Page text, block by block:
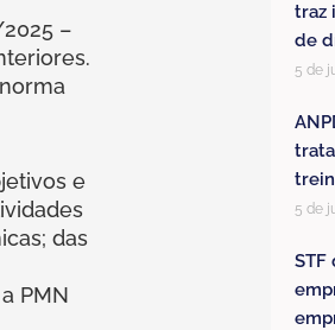
–
e
das
PMN
traz
de
5 de
5 de
STF